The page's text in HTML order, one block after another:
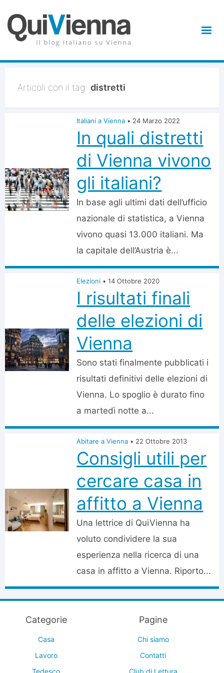
Articoli con il tag: distretti
Italiani a Vienna • 24 Marzo 2022
In quali distretti
di Vienna vivono
gli italiani?
In base agli ultimi dati dell’ufficio
nazionale di statistica, a Vienna
vivono quasi 13.000 italiani. Ma
la capitale dell’Austria è...
Elezioni • 14 Ottobre 2020
I risultati finali
delle elezioni di
Vienna
Sono stati finalmente pubblicati i
risultati definitivi delle elezioni di
Vienna. Lo spoglio è durato fino
a martedì notte a...
Abitare a Vienna • 22 Ottobre 2013
Consigli utili per
cercare casa in
affitto a Vienna
Una lettrice di QuiVienna ha
voluto condividere la sua
esperienza nella ricerca di una
casa in affitto a Vienna. Riporto...
Categorie
Casa
Lavoro
Tedesco
Pagine
Chi siamo
Contatti
Club di Lettura